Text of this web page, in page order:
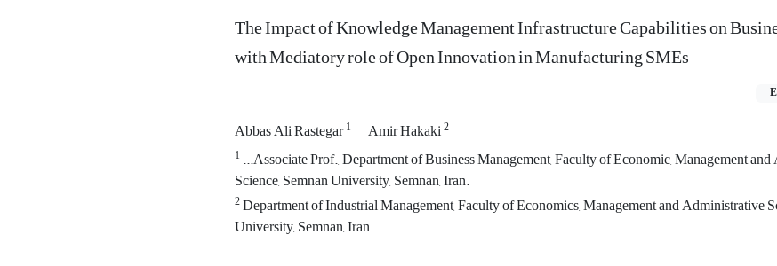
The Impact of Knowledge Management Infrastructure Capabilities on
with Mediatory role of Open Innovation in Manufacturing SMEs
Abbas Ali Rastegar1 Amir Hakaki2
1 ...Associate Prof., Department of Business Management, Faculty of Economic, Management
Science, Semnan University, Semnan, Iran.
2Department of Industrial Management, Faculty of Economics, Management and Administrative
University, Semnan, Iran.